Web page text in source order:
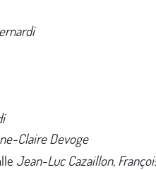
Claire Devoge
Jean-Luc Cazaillon,